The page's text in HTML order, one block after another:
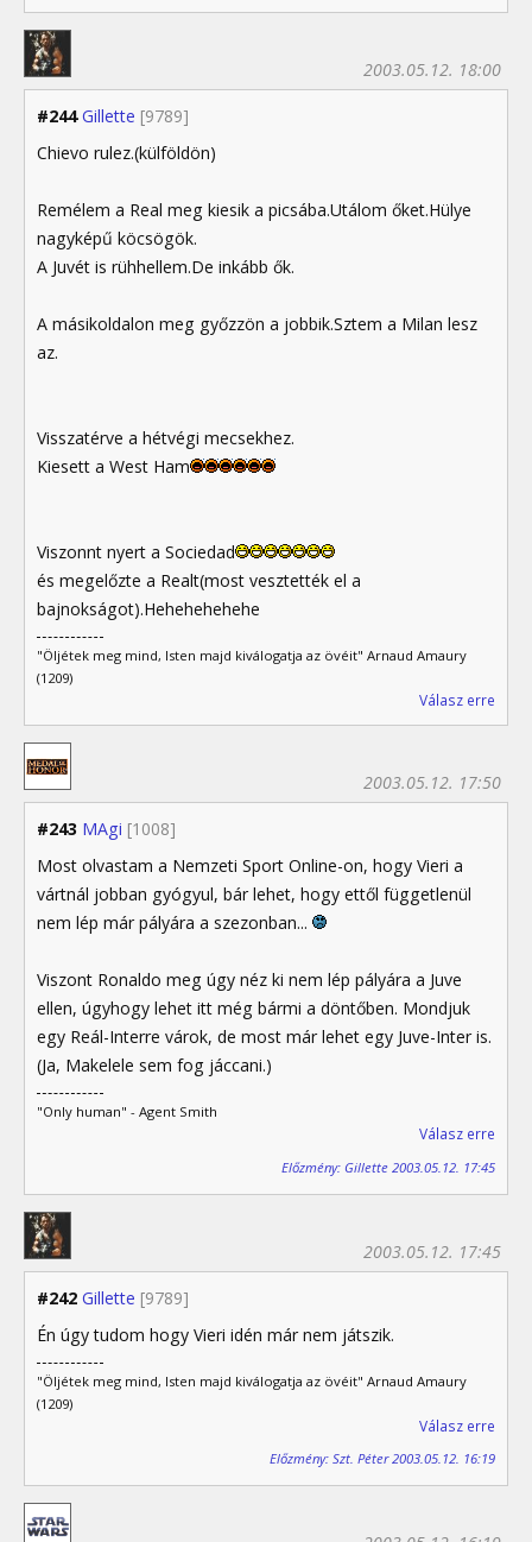
#244 Gillette [9789]
2003.05.12. 18:00
Chievo rulez.(külföldön)
Remélem a Real meg kiesik a picsába.Utálom őket.Hülye
nagyképű köcsögök.
A Juvét is rühhellem.De inkább ők.
A másikoldalon meg győzzön a jobbik.Sztem a Milan lesz
az.
Visszatérve a hétvégi mecsekhez.
Kiesett a West Ham
Viszonnt nyert a Sociedad
és megelőzte a Realt(most vesztették el a
bajnokságot).Hehehehehehe
"Öljétek meg mind, Isten majd kiválogatja az övéit" Arnaud Amaury
(1209)
Válasz erre
#243 MAgi [1008]
2003.05.12. 17:50
Most olvastam a Nemzeti Sport Online-on, hogy Vieri a
vártnál jobban gyógyul, bár lehet, hogy ettől függetlenül
nem lép már pályára a szezonban...
Viszont Ronaldo meg úgy néz ki nem lép pályára a Juve
ellen, úgyhogy lehet itt még bármi a döntőben. Mondjuk
egy Reál-Interre várok, de most már lehet egy Juve-Inter is.
(Ja, Makelele sem fog jáccani.)
"Only human" - Agent Smith
Válasz erre
Előzmény: Gillette 2003.05.12. 17:45
#242 Gillette [9789]
2003.05.12. 17:45
Én úgy tudom hogy Vieri idén már nem játszik.
"Öljétek meg mind, Isten majd kiválogatja az övéit" Arnaud Amaury
(1209)
Válasz erre
Előzmény: Szt. Péter 2003.05.12. 16:19